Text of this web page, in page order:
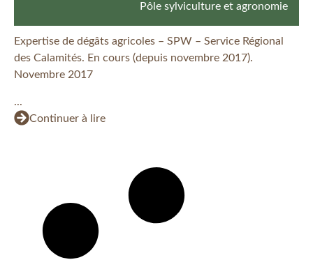
Pôle sylviculture et agronomie
Expertise de dégâts agricoles – SPW – Service Régional
des Calamités. En cours (depuis novembre 2017).
Novembre 2017
...
Continuer à lire